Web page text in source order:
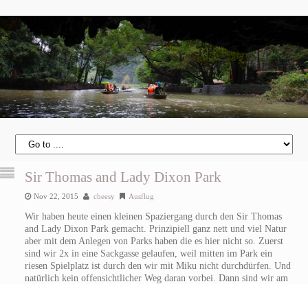
Sir Thomas and Lady Dixon Park
Nov 22, 2015 cheesy Ausflug
Wir haben heute einen kleinen Spaziergang durch den Sir Thomas
and Lady Dixon Park gemacht. Prinzipiell ganz nett und viel Natur
aber mit dem Anlegen von Parks haben die es hier nicht so. Zuerst
sind wir 2x in eine Sackgasse gelaufen, weil mitten im Park ein
riesen Spielplatz ist durch den wir mit Miku nicht durchdürfen. Und
natürlich kein offensichtlicher Weg daran vorbei. Dann sind wir am